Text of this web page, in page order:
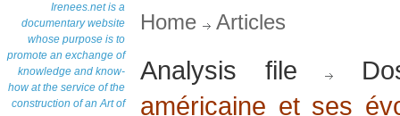
Irenees.net is a
documentary website
whose purpose is to
promote an exchange of
knowledge and know-
how at the service of the
construction of an Art of
Home Articles
Analysis file
américaine et ses